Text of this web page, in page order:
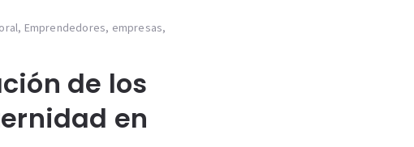
, Emprendedores, empresas,
de los
en